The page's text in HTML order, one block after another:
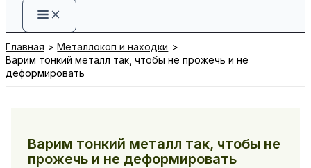
Главная
Металлокоп и находки
Варим тонкий металл так, чтобы не прожечь и не
деформировать
Варим тонкий металл так, чтобы не
прожечь и не деформировать